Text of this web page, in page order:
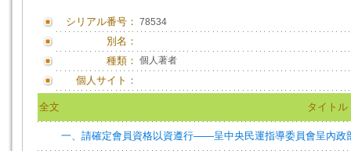
シリアル番号： 78534
別名：
種類： 個人著者
個人サイト：
全文 タイトル
一、請確定會員資格以資遵行——呈中央民運指導委員會呈內政